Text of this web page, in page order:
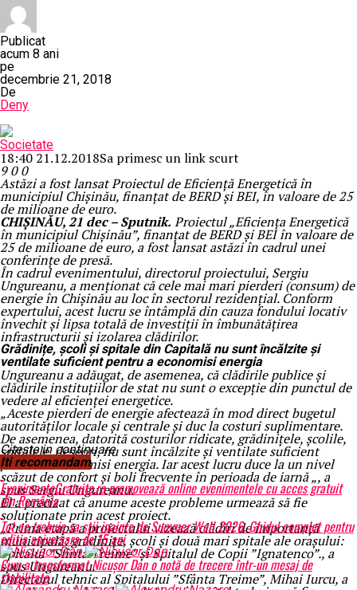
Publicat
acum 8 ani
pe
decembrie 21, 2018
De
Deny
Societate
18:40 21.12.2018Sa primesc un link scurt
900
Astăzi a fost lansat Proiectul de Eficiență Energetică în
municipiul Chișinău, finanțat de BERD și BEI, în valoare de 25
de milioane de euro.
CHIȘINĂU, 21 dec – Sputnik. Proiectul „Eficiența Energetică
în municipiul Chișinău”, finanțat de BERD și BEI în valoare de
25 de milioane de euro, a fost lansat astăzi în cadrul unei
conferințe de presă.
În cadrul evenimentului, directorul proiectului, Sergiu
Ungureanu, a menționat că cele mai mari pierderi (consum) de
energie în Chișinău au loc în sectorul rezidențial. Conform
expertului, acest lucru se întâmplă din cauza fondului locativ
învechit și lipsa totală de investiții în îmbunătățirea
infrastructurii și izolarea clădirilor.
Grădinițe, școli și spitale din Capitală nu sunt încălzite și
ventilate suficient pentru a economisi energia
Ungureanu a adăugat, de asemenea, că clădirile publice și
clădirile instituțiilor de stat nu sunt o excepție din punctul de
vedere al eficienței energetice.
„Aceste pierderi de energie afectează în mod direct bugetul
autorităților locale și centrale și duc la costuri suplimentare.
De asemenea, datorită costurilor ridicate, grădinițele, școlile,
spitalele, deseori, nu sunt încălzite și ventilate suficient
pentru a economisi energia. Iar acest lucru duce la un nivel
scăzut de confort și boli frecvente în perioada de iarnă „, a
spus Sergiu Ungureanu.
El a precizat că anume aceste probleme urmează să fie
soluționate prin acest proiect.
„Prima etapă a proiectului vizează clădiri de importanță
municipală: grădinițe, școli și două mari spitale ale orașului:
Spitalul ”Sfînta Treime” și Spitalul de Copii ”Ignatenco”., a
spus Ungureanu.
Directorul tehnic al Spitalului ”Sfânta Treime”, Mihai Iurcu, a
Citeste in continuare
Iti recomandam
EvenimenteGratuite.ro promovează online evenimentele cu acces gratuit
din România
Tot ce trebuie sa stii inainte de Summer Well 2026. Ghidul complet pentru
editia aniversara de 15 ani
Cum a transformat Nicușor Dan o notă de trecere într-un mesaj de
stabilitate